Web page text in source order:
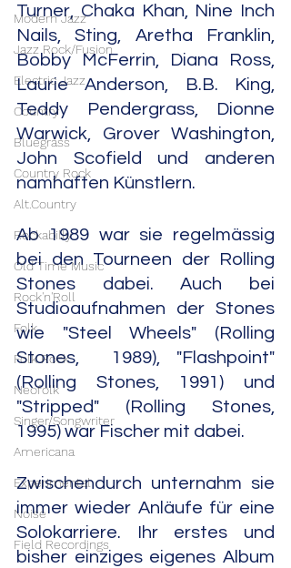
Modern Jazz
Jazz Rock/Fusion
Electric Jazz
Country
Bluegrass
Country Rock
Alt.Country
Rockabilly
Old Time Music
Rock'n'Roll
Folk
Folk Rock
Neofolk
Singer/Songwriter
Americana
Experimental
Noise
Field Recordings
Turner, Chaka Khan, Nine Inch
Nails, Sting, Aretha Franklin,
Bobby McFerrin, Diana Ross,
Laurie Anderson, B.B. King,
Teddy Pendergrass, Dionne
Warwick, Grover Washington,
John Scofield und anderen
namhaften Künstlern.
Ab 1989 war sie regelmässig
bei den Tourneen der Rolling
Stones dabei. Auch bei
Studioaufnahmen der Stones
wie "Steel Wheels" (Rolling
Stones,  1989), "Flashpoint"
(Rolling Stones, 1991) und
"Stripped" (Rolling Stones,
1995) war Fischer mit dabei.
Zwischendurch unternahm sie
immer wieder Anläufe für eine
Solokarriere. Ihr erstes und
bisher einziges eigenes Album